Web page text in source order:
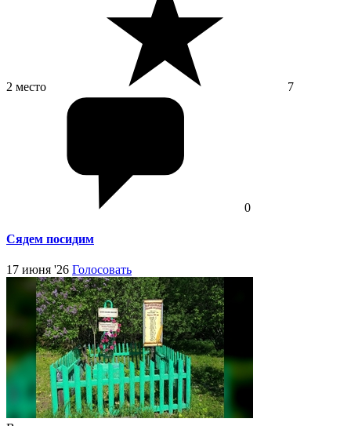
2 место 7
0
Сядем посидим
17 июня '26 Голосовать